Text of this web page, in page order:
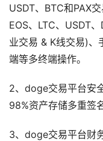
USDT、BTC和PAX
EOS、LTC、USDT
业交易 & K线交易)
端等多终端操作。
2、doge交易平台安
98%资产存储多重签
3、doge交易平台财